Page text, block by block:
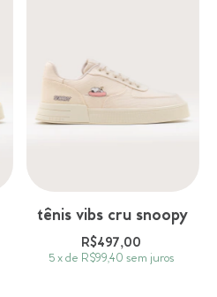
tênis vibs cru snoopy
R$497,00
5 x de R$99,40 sem juros